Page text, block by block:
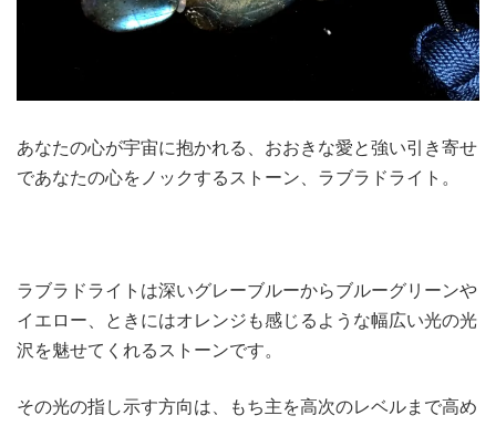
あなたの心が宇宙に抱かれる、おおきな愛と強い引き寄せ
であなたの心をノックするストーン、ラブラドライト。
ラブラドライトは深いグレーブルーからブルーグリーンや
イエロー、ときにはオレンジも感じるような幅広い光の光
沢を魅せてくれるストーンです。
その光の指し示す方向は、もち主を高次のレベルまで高め